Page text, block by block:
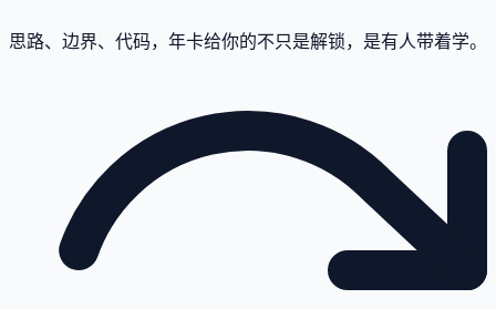
思路、边界、代码，年卡给你的不只是解锁，是有人带着学。